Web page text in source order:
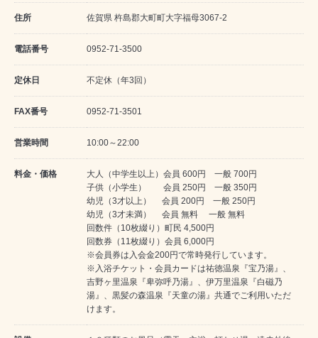
住所 佐賀県 杵島郡大町町大字福母3067-2
電話番号 0952-71-3500
定休日 不定休（年3回）
FAX番号 0952-71-3501
営業時間 10:00～22:00
料金・価格
大人（中学生以上）会員 600円 一般 700円
子供（小学生） 会員 250円 一般 350円
幼児（3才以上） 会員 200円 一般 250円
幼児（3才未満） 会員 無料 一般 無料
回数件（10枚綴り）町民 4,500円
回数券（11枚綴り）会員 6,000円
※会員券は入会金200円で常時発行しています。
※入浴チケット・会員カードは祐徳温泉『宝乃湯』、
吉野ヶ里温泉『卑弥呼乃湯』、伊万里温泉『白磁乃
湯』、黒髪の森温泉『天童の湯』共通でご利用いただ
けます。